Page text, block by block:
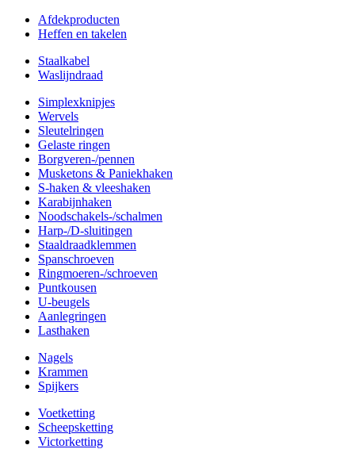
Afdekproducten
Heffen en takelen
Staalkabel
Waslijndraad
Simplexknipjes
Wervels
Sleutelringen
Gelaste ringen
Borgveren-/pennen
Musketons & Paniekhaken
S-haken & vleeshaken
Karabijnhaken
Noodschakels-/schalmen
Harp-/D-sluitingen
Staaldraadklemmen
Spanschroeven
Ringmoeren-/schroeven
Puntkousen
U-beugels
Aanlegringen
Lasthaken
Nagels
Krammen
Spijkers
Voetketting
Scheepsketting
Victorketting